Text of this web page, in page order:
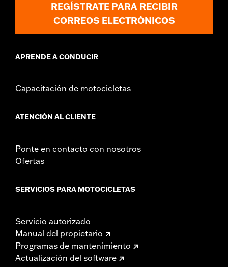
REGÍSTRATE PARA RECIBIR
CORREOS ELECTRÓNICOS
APRENDE A CONDUCIR
Capacitación de motocicletas
ATENCIÓN AL CLIENTE
Ponte en contacto con nosotros
Ofertas
SERVICIOS PARA MOTOCICLETAS
Servicio autorizado
Manual del propietario
Programas de mantenimiento
Actualización del software